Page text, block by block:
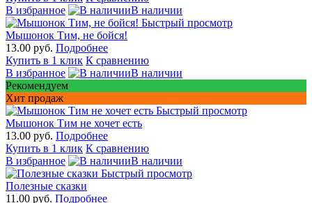
В избранное
В наличии
Быстрый просмотр
Мышонок Тим, не бойся!
13.00 руб. Подробнее
Купить в 1 клик К сравнению
В избранное
В наличии
Рекомендуем
Хит продаж
Быстрый просмотр
Мышонок Тим не хочет есть
13.00 руб. Подробнее
Купить в 1 клик К сравнению
В избранное
В наличии
Быстрый просмотр
Полезные сказки
11.00 руб. Подробнее